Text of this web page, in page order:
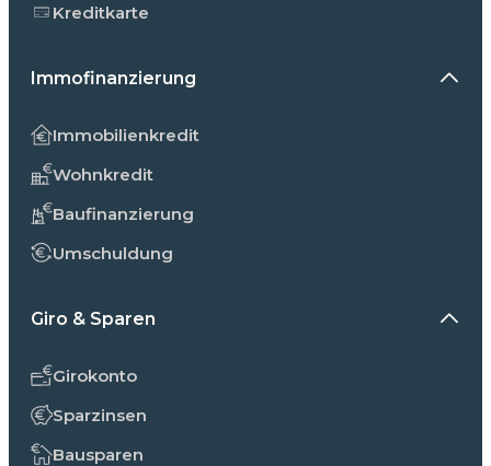
Kreditkarte
Immofinanzierung
Immobilienkredit
Wohnkredit
Baufinanzierung
Umschuldung
Giro & Sparen
Girokonto
Sparzinsen
Bausparen